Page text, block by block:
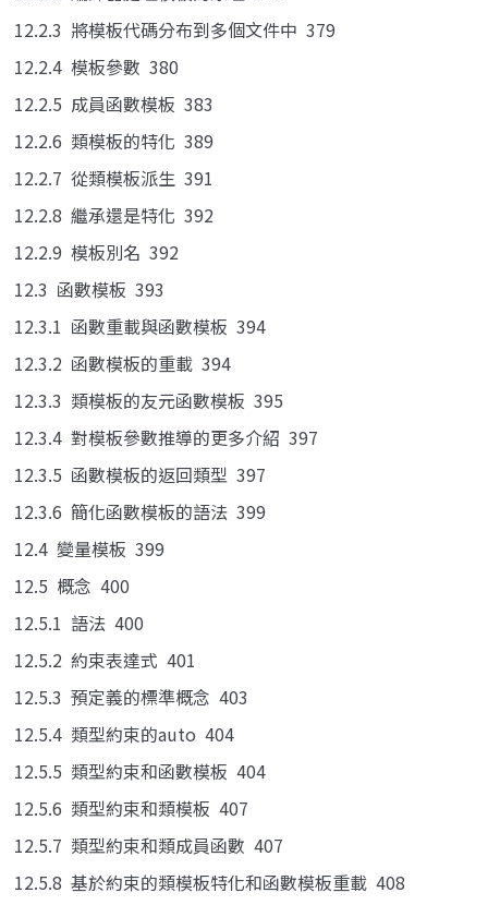
12.2.3 將模板代碼分布到多個文件中 379
12.2.4 模板參數 380
12.2.5 成員函數模板 383
12.2.6 類模板的特化 389
12.2.7 從類模板派生 391
12.2.8 繼承還是特化 392
12.2.9 模板別名 392
12.3 函數模板 393
12.3.1 函數重載與函數模板 394
12.3.2 函數模板的重載 394
12.3.3 類模板的友元函數模板 395
12.3.4 對模板參數推導的更多介紹 397
12.3.5 函數模板的返回類型 397
12.3.6 簡化函數模板的語法 399
12.4 變量模板 399
12.5 概念 400
12.5.1 語法 400
12.5.2 約束表達式 401
12.5.3 預定義的標準概念 403
12.5.4 類型約束的auto 404
12.5.5 類型約束和函數模板 404
12.5.6 類型約束和類模板 407
12.5.7 類型約束和類成員函數 407
12.5.8 基於約束的類模板特化和函數模板重載 408